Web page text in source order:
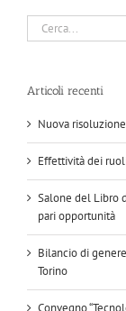
Cerca
per:
Articoli recenti
Nuova
Effettività dei
Salone del Libro
pari opportunità
Bilancio di
Torino